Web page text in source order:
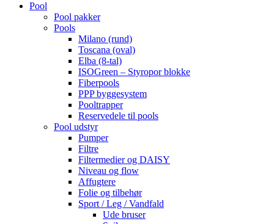
Pool
Pool pakker
Pools
Milano (rund)
Toscana (oval)
Elba (8-tal)
ISOGreen – Styropor blokke
Fiberpools
PPP byggesystem
Pooltrapper
Reservedele til pools
Pool udstyr
Pumper
Filtre
Filtermedier og DAISY
Niveau og flow
Affugtere
Folie og tilbehør
Sport / Leg / Vandfald
Ude bruser